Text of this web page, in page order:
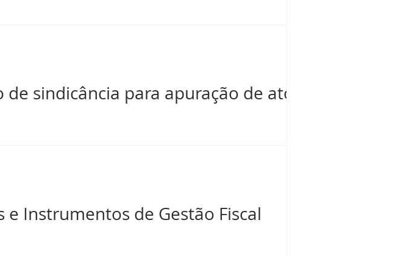
sindicância para apuração de ato
Instrumentos de Gestão Fiscal